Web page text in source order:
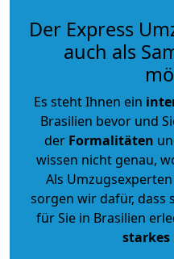
Der Express
auch als
Es steht Ihnen ein
Brasilien bevor und
der Formalitäten
wissen nicht genau,
Als
sorgen wir dafür, dass
für Sie in Brasilien
starkes